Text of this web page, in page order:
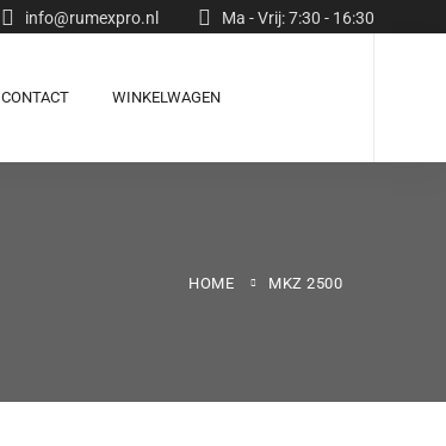
info@rumexpro.nl Ma - Vrij: 7:30 - 16:30
CONTACT WINKELWAGEN
HOME MKZ 2500